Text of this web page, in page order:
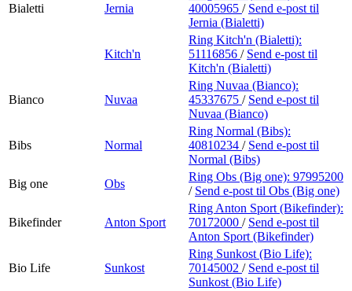
Bialetti Jernia
40005965 / Send e-post til
Jernia (Bialetti)
Kitch'n
Ring Kitch'n (Bialetti):
51116856 / Send e-post til
Kitch'n (Bialetti)
Bianco Nuvaa
Ring Nuvaa (Bianco):
45337675 / Send e-post til
Nuvaa (Bianco)
Bibs Normal
Ring Normal (Bibs):
40810234 / Send e-post til
Normal (Bibs)
Big one
Obs
Ring Obs (Big one): 97995200
/ Send e-post til Obs (Big one)
Bikefinder Anton Sport
Ring Anton Sport (Bikefinder):
70172000 / Send e-post til
Anton Sport (Bikefinder)
Bio Life Sunkost
Ring Sunkost (Bio Life):
70145002 / Send e-post til
Sunkost (Bio Life)